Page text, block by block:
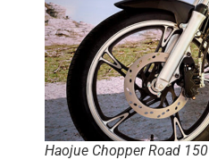
Haojue Chopper Road 150